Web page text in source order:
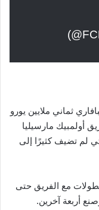
ثماني ملايين يورو
فريق أولمبيك مارسيليا
لم تضيف كثيرًا إلى
مختلف البطولات مع الفريق حتى
أربعة آخرين.